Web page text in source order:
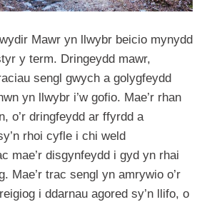
Mawr yn llwybr beicio mynydd
y term. Dringeydd mawr,
sengl gwych a golygfeydd
yn llwybr i’w gofio. Mae’r rhan
o’r dringfeydd ar ffyrdd a
rhoi cyfle i chi weld
mae’r disgynfeydd i gyd yn rhai
Mae’r trac sengl yn amrywio o’r
i ddarnau agored sy’n llifo, o